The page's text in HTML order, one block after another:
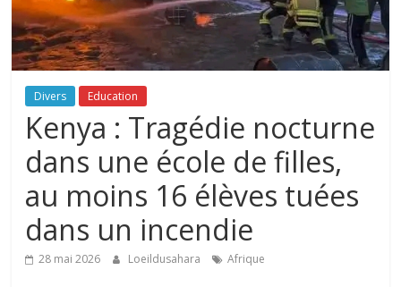
Divers Education
Kenya : Tragédie nocturne
dans une école de filles,
au moins 16 élèves tuées
dans un incendie
28 mai 2026 Loeildusahara Afrique